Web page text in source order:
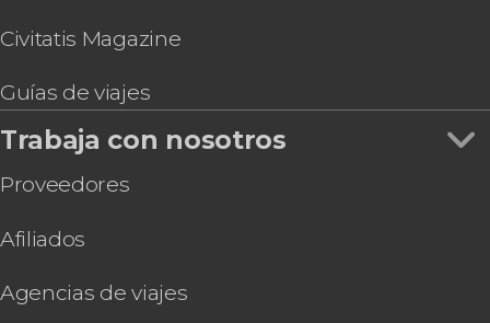
Civitatis Magazine
Guías de viajes
Trabaja con nosotros
Proveedores
Afiliados
Agencias de viajes